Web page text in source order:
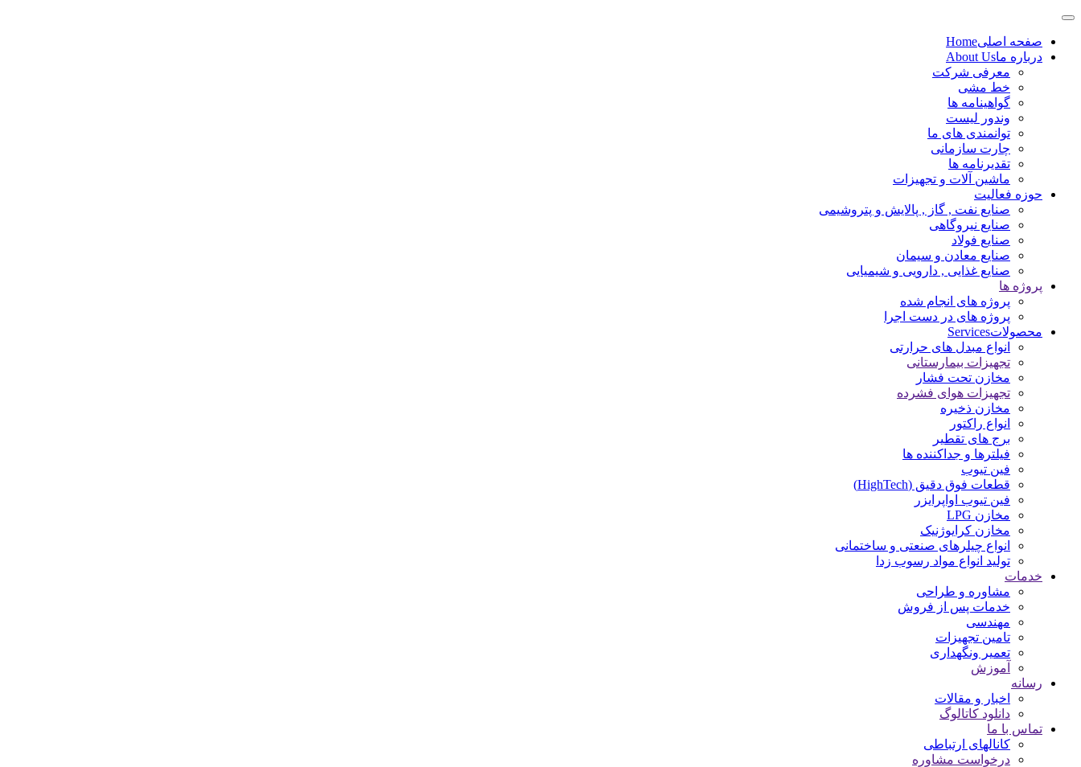
صفحه اصلیHome
درباره ماAbout Us
معرفی شرکت
خط مشی
گواهینامه ها
وندور لیست
توانمندی های ما
چارت سازمانی
تقدیرنامه ها
ماشین آلات و تجهیزات
حوزه فعالیت
صنایع نفت , گاز , پالایش و پتروشیمی
صنایع نیروگاهی
صنایع فولاد
صنایع معادن و سیمان
صنایع غذایی , دارویی و شیمیایی
پروژه ها
پروژه های انجام شده
پروژه های در دست اجرا
محصولاتServices
انواع مبدل های حرارتی
تجهیزات بیمارستانی
مخازن تحت فشار
تجهیزات هوای فشرده
مخازن ذخیره
انواع راکتور
برج های تقطیر
فیلترها و جداکننده ها
فین تیوب
قطعات فوق دقیق (HighTech)
فین تیوب اواپرایزر
مخازن LPG
مخازن کرایوژنیک
انواع چیلرهای صنعتی و ساختمانی
تولید انواع مواد رسوب زدا
خدمات
مشاوره و طراحی
خدمات پس از فروش
مهندسی
تامین تجهیزات
تعمیر ونگهداری
آموزش
رسانه
اخبار و مقالات
دانلود کاتالوگ
تماس با ما
کانالهای ارتباطی
درخواست مشاوره